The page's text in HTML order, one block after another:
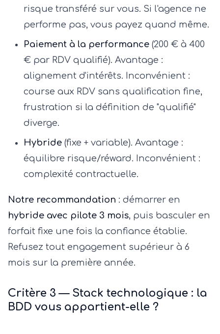
risque transféré sur vous. Si l'agence ne
performe pas, vous payez quand même.
Paiement à la performance (200 € à 400
€ par RDV qualifié). Avantage :
alignement d'intérêts. Inconvénient :
course aux RDV sans qualification fine,
frustration si la définition de "qualifié"
diverge.
Hybride (fixe + variable). Avantage :
équilibre risque/réward. Inconvénient :
complexité contractuelle.
Notre recommandation : démarrer en
hybride avec pilote 3 mois, puis basculer en
forfait fixe une fois la confiance établie.
Refusez tout engagement supérieur à 6
mois sur la première année.
Critère 3 — Stack technologique : la
BDD vous appartient-elle ?